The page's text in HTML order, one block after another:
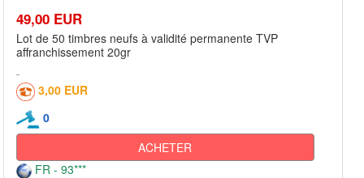
49,00 EUR
Lot de 50 timbres neufs à validité permanente TVP
affranchissement 20gr
3,00 EUR
0
ACHETER
FR - 93***